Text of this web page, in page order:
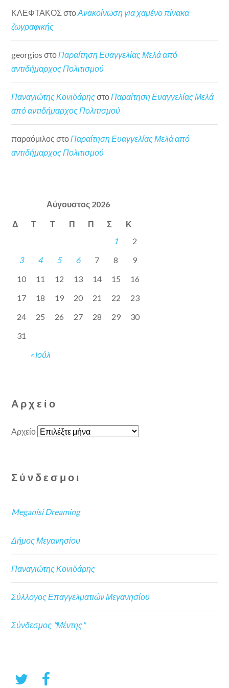
ΚΛΕΦΤΑΚΟΣ στοΑνακοίνωση για χαμένο πίνακα
ζωγραφικής
georgios στοΠαραίτηση Ευαγγελίας Μελά από
αντιδήμαρχος Πολιτισμού
Παναγιώτης ΚονιδάρηςστοΠαραίτηση Ευαγγελίας Μελά
από αντιδήμαρχος Πολιτισμού
παραόμιλος στοΠαραίτηση Ευαγγελίας Μελά από
αντιδήμαρχος Πολιτισμού
Αύγουστος 2026
Δ Τ Τ Π Π Σ Κ
« Ιούλ
1
2
3
4 5 6 7 8
9
10
11 12 13 14 15
16
17
18 19 20 21 22
23
24
25 26 27 28 29
30
31
Αρχείο
Αρχείο
Σύνδεσμοι
Meganisi Dreaming
Δήμος Μεγανησίου
Παναγιώτης Κονιδάρης
Σύλλογος Επαγγελματιών Μεγανησίου
Σύνδεσμος "Μέντης"